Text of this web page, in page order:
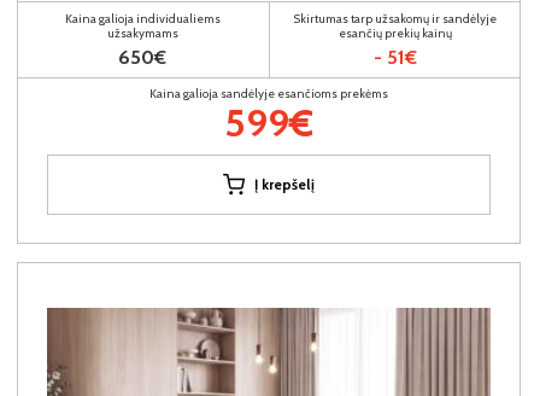
Kaina galioja individualiems
užsakymams
650€
Skirtumas tarp užsakomų ir sandėlyje
esančių prekių kainų
- 51€
Kaina galioja sandėlyje esančioms prekėms
599€
Į krepšelį